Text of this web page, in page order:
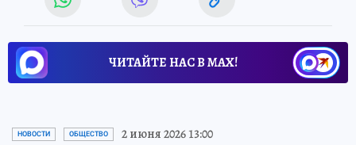
ЧИТАЙТЕ НАС В МАХ!
НОВОСТИ ОБЩЕСТВО 2 июня 2026 13:00